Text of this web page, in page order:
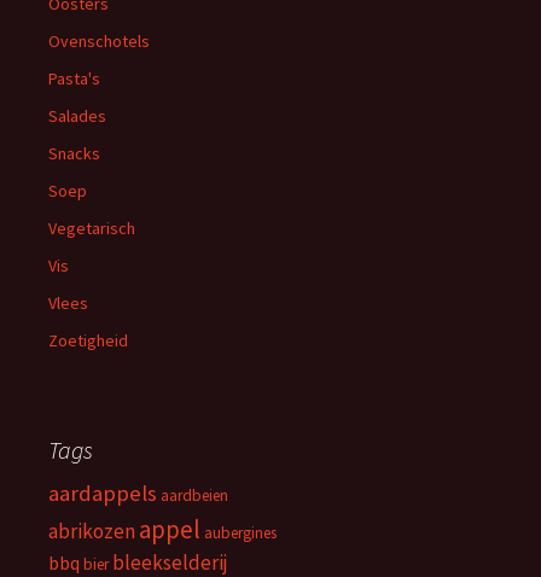
Ovenschotels
Pasta's
Salades
Snacks
Soep
Vegetarisch
Vis
Vlees
Zoetigheid
Tags
aardappels aardbeien
abrikozenappel aubergines
bbq bier bleekselderij